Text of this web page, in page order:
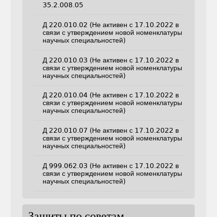
35.2.008.05
Д 220.010.02 (Не активен с 17.10.2022 в
связи с утверждением новой номенклатуры
научных специальностей)
Д 220.010.03 (Не активен с 17.10.2022 в
связи с утверждением новой номенклатуры
научных специальностей)
Д 220.010.04 (Не активен с 17.10.2022 в
связи с утверждением новой номенклатуры
научных специальностей)
Д 220.010.07 (Не активен с 17.10.2022 в
связи с утверждением новой номенклатуры
научных специальностей)
Д 999.062.03 (Не активен с 17.10.2022 в
связи с утверждением новой номенклатуры
научных специальностей)